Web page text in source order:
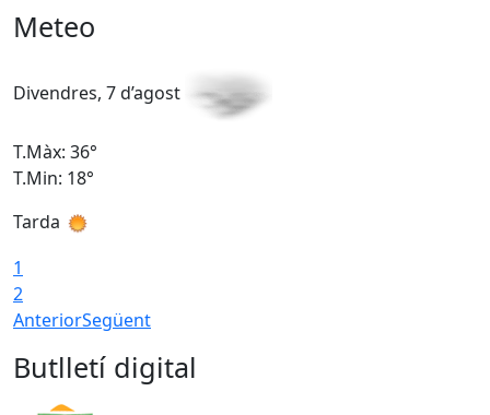
Meteo
Divendres, 7 d’agost
T.Màx: 36°
T.Min: 18°
Tarda
1
2
AnteriorSegüent
Butlletí digital